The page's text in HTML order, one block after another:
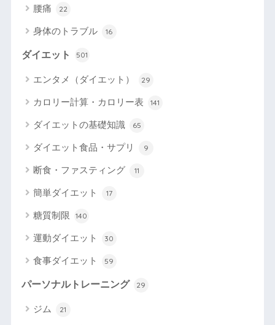
腰痛 22
身体のトラブル 16
ダイエット 501
エンタメ（ダイエット） 29
カロリー計算・カロリー表 141
ダイエットの基礎知識 65
ダイエット食品・サプリ 9
断食・ファスティング 11
簡単ダイエット 17
糖質制限 140
運動ダイエット 30
食事ダイエット 59
パーソナルトレーニング 29
ジム 21